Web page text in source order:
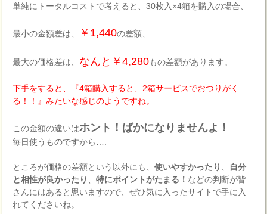
単純にトータルコストで考えると、30枚入×4箱を購入の場合、
最小の金額差は、 ￥1,440の差額、
最大の価格差は、 なんと￥4,280もの差額があります。
下手をすると、『4箱購入すると、2箱サービスでおつりがく
る！！』みたいな感じのようですね。
この金額の違いはホント！ばかになりませんよ！
毎日使うものですから….
ところが価格の差額という以外にも、使いやすかったり
自分
と相性が良かったり
、特にポイントがたまる！ などの判断が皆
さんにはあると思いますので、ぜひ気に入ったサイトで手に入
れてくださいね。